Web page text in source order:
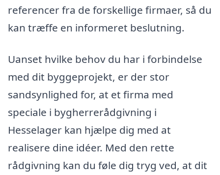
referencer fra de forskellige firmaer, så du
kan træffe en informeret beslutning.
Uanset hvilke behov du har i forbindelse
med dit byggeprojekt, er der stor
sandsynlighed for, at et firma med
speciale i bygherrerådgivning i
Hesselager kan hjælpe dig med at
realisere dine idéer. Med den rette
rådgivning kan du føle dig tryg ved, at dit